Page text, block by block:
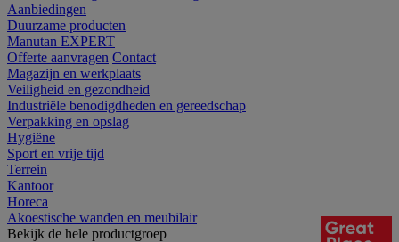
Aanbiedingen
Duurzame producten
Manutan EXPERT
Offerte aanvragen Contact
Magazijn en werkplaats
Veiligheid en gezondheid
Industriële benodigdheden en gereedschap
Verpakking en opslag
Hygiëne
Sport en vrije tijd
Terrein
Kantoor
Horeca
Akoestische wanden en meubilair
Bekijk de hele productgroep